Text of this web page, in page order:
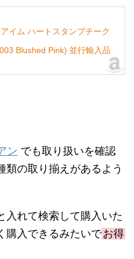
イム ハートスタンプチーク
Blushed Pink) 並行輸入品
ン でも取り扱いを確認
類の取り揃えがあるよう
入れて検索して購入いた
購入できるみたいでお得